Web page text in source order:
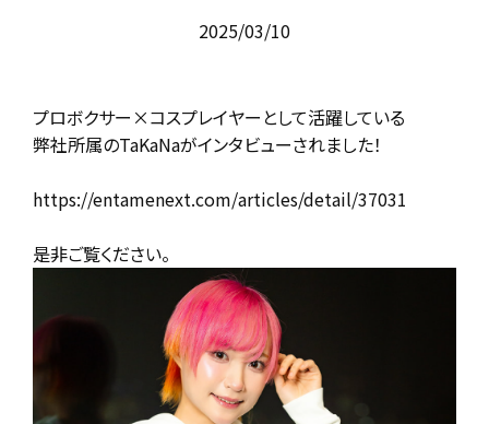
2025/03/10
プロボクサー×コスプレイヤーとして活躍している
弊社所属のTaKaNaがインタビューされました！
https://entamenext.com/articles/detail/37031
是非ご覧ください。